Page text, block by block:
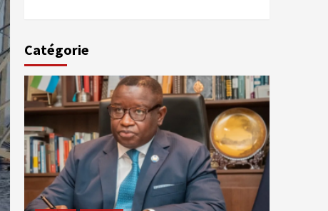
Catégorie